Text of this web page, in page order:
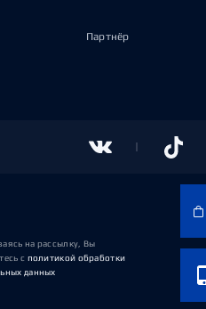
Партнёр
на рассылку, Вы
с политикой обработки
данных